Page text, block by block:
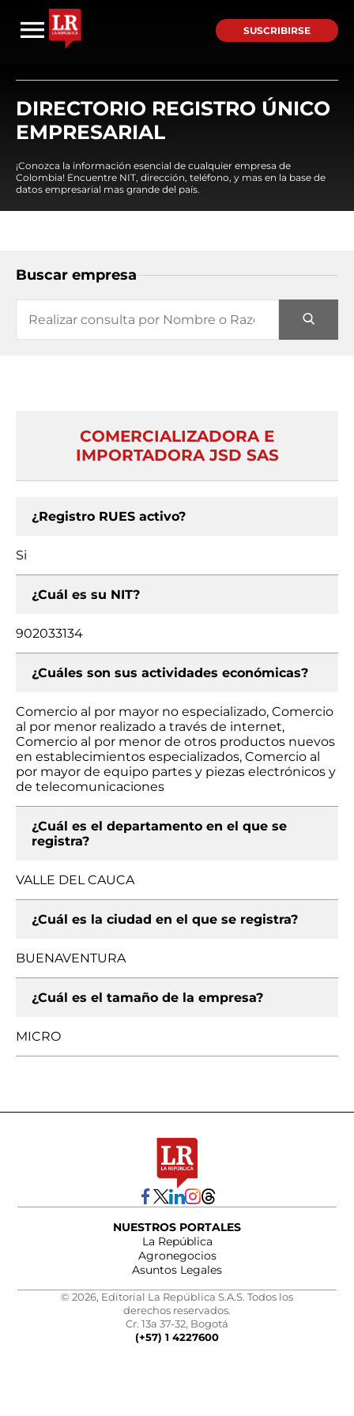
SUSCRIBIRSE
DIRECTORIO REGISTRO ÚNICO
EMPRESARIAL
¡Conozca la información esencial de cualquier empresa de
Colombia! Encuentre NIT, dirección, teléfono, y mas en la base de
datos empresarial mas grande del país.
Buscar empresa
COMERCIALIZADORA E
IMPORTADORA JSD SAS
¿Registro RUES activo?
Si
¿Cuál es su NIT?
902033134
¿Cuáles son sus actividades económicas?
Comercio al por mayor no especializado, Comercio
al por menor realizado a través de internet,
Comercio al por menor de otros productos nuevos
en establecimientos especializados, Comercio al
por mayor de equipo partes y piezas electrónicos y
de telecomunicaciones
¿Cuál es el departamento en el que se
registra?
VALLE DEL CAUCA
¿Cuál es la ciudad en el que se registra?
BUENAVENTURA
¿Cuál es el tamaño de la empresa?
MICRO
NUESTROS PORTALES
La República
Agronegocios
Asuntos Legales
© 2026, Editorial La República S.A.S. Todos los
derechos reservados.
Cr. 13a 37-32, Bogotá
(+57) 1 4227600